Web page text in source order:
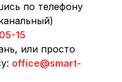
по телефону
15
или просто
office@smart-